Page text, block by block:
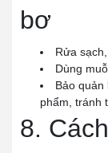
bơ
Rửa
Dùng
Bảo
phẩm, tránh
8.